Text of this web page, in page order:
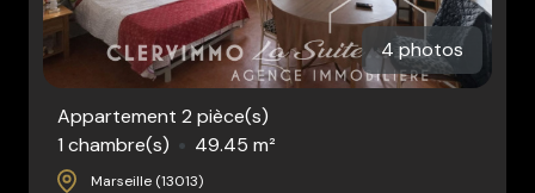
4 photos
Appartement 2 pièce(s)
1 chambre(s)
49.45 m²
Marseille (13013)